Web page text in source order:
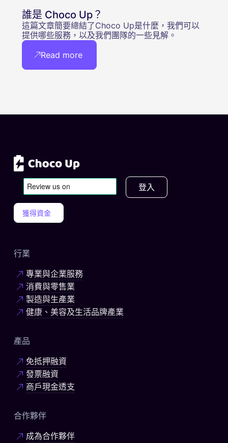
誰是 Choco Up？
這篇文章簡要總結了Choco Up是什麼，我們可以
提供哪些服務，以及我們團隊的一些見解。
Read more
登入
獲得資金
行業
專業與企業服務
消費與零售業
製造與生產業
健康、美容及生活品牌產業
產品
免抵押融資
發票融資
商戶現金透支
合作夥伴
成為合作夥伴